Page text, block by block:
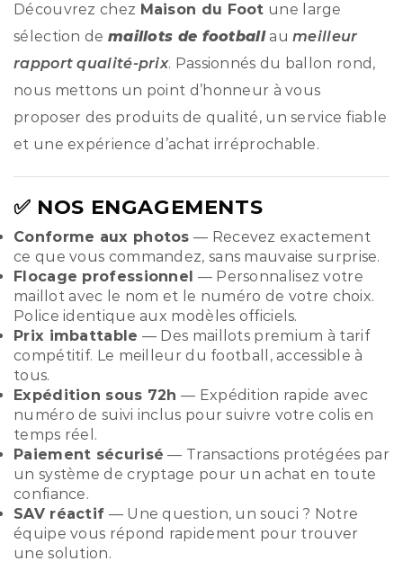
Découvrez chez Maison du Foot une large
sélection de maillots de footballaumeilleur
rapport qualité-prix. Passionnés du ballon rond,
nous mettons un point d’honneur à vous
proposer des produits de qualité, un service fiable
et une expérience d’achat irréprochable.
✅ NOS ENGAGEMENTS
Conforme aux photos — Recevez exactement
ce que vous commandez, sans mauvaise surprise.
Flocage professionnel — Personnalisez votre
maillot avec le nom et le numéro de votre choix.
Police identique aux modèles officiels.
Prix imbattable — Des maillots premium à tarif
compétitif. Le meilleur du football, accessible à
tous.
Expédition sous 72h — Expédition rapide avec
numéro de suivi inclus pour suivre votre colis en
temps réel.
Paiement sécurisé — Transactions protégées par
un système de cryptage pour un achat en toute
confiance.
SAV réactif — Une question, un souci ? Notre
équipe vous répond rapidement pour trouver
une solution.